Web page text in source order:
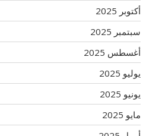
أكتوبر 2025
سبتمبر 2025
أغسطس 2025
يوليو 2025
يونيو 2025
مايو 2025